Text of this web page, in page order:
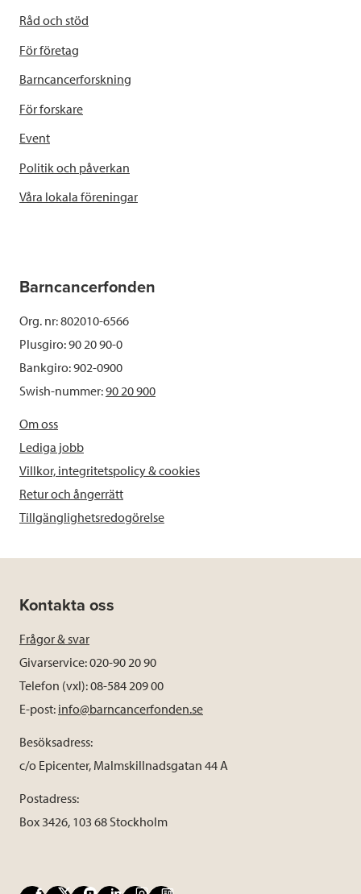
Råd och stöd
För företag
Barncancerforskning
För forskare
Event
Politik och påverkan
Våra lokala föreningar
Barncancerfonden
Org. nr: 802010-6566
Plusgiro: 90 20 90-0
Bankgiro: 902-0900
Swish-nummer:90 20 900
Om oss
Lediga jobb
Villkor, integritetspolicy & cookies
Retur och ångerrätt
Tillgänglighetsredogörelse
Kontakta oss
Frågor & svar
Givarservice: 020-90 20 90
Telefon (vxl): 08-584 209 00
E-post: info@barncancerfonden.se
Besöksadress:
c/o Epicenter, Malmskillnadsgatan 44 A
Postadress:
Box 3426, 103 68 Stockholm